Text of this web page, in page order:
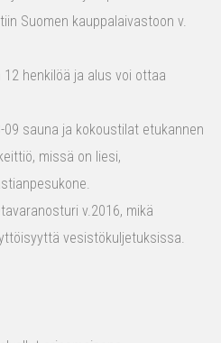
Suomen kauppalaivastoon v.
henkilöä ja alus voi ottaa
sauna ja kokoustilat etukannen
missä on liesi,
v.2016, mikä
vesistökuljetuksissa.